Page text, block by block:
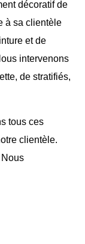
décoratif de
à sa clientèle
et de
intervenons
de stratifiés,
tous ces
clientèle.